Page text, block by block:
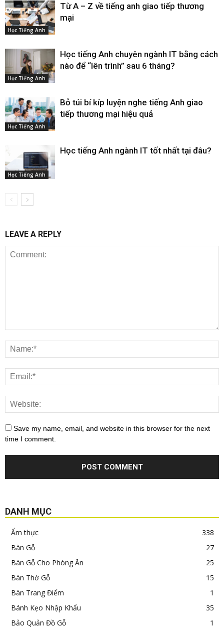
Học Tiếng Anh
Từ A – Z về tiếng anh giao tiếp thương
mại
Học Tiếng Anh
Học tiếng Anh chuyên ngành IT bằng cách
nào để “lên trình” sau 6 tháng?
Học Tiếng Anh
Bỏ túi bí kíp luyện nghe tiếng Anh giao
tiếp thương mại hiệu quả
Học Tiếng Anh
Học tiếng Anh ngành IT tốt nhất tại đâu?
LEAVE A REPLY
Save my name, email, and website in this browser for the next
time I comment.
DANH MỤC
Ẩm thực
338
Bàn Gỗ
27
Bàn Gỗ Cho Phòng Ăn
25
Bàn Thờ Gỗ
15
Bàn Trang Điểm
1
Bánh Kẹo Nhập Khẩu
35
Bảo Quản Đồ Gỗ
1